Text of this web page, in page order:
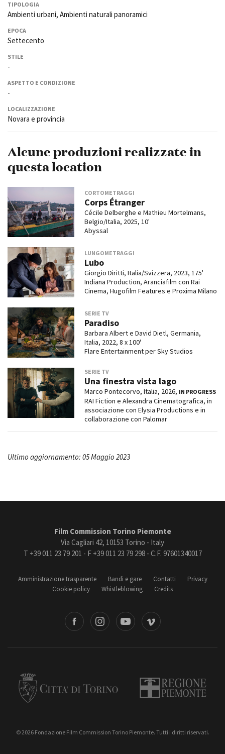
TIPOLOGIA
Ambienti urbani, Ambienti naturali panoramici
EPOCA
Settecento
STILE
-
ASPETTO E CONDIZIONE
-
LOCALIZZAZIONE
Novara e provincia
Alcune produzioni realizzate in
questa location
CORTOMETRAGGI
Corps Étranger
Cécile Delberghe e Mathieu Mortelmans,
Belgio/Italia, 2025, 10'
Abyssal
LUNGOMETRAGGI
Lubo
Giorgio Diritti, Italia/Svizzera, 2023, 175'
Indiana Production, Aranciafilm con Rai
Cinema, Hugofilm Features e Proxima Milano
SERIE TV
Paradiso
Barbara Albert e David Dietl, Germania,
Italia, 2022, 8 x 100'
Flare Entertainment per Sky Studios
SERIE TV
Una finestra vista lago
Marco Pontecorvo, Italia, 2026, IN PROGRESS
RAI Fiction e Alexandra Cinematografica, in
associazione con Elysia Productions e in
collaborazione con Palomar
Ultimo aggiornamento: 05 Maggio 2023
Film Commission Torino Piemonte
Via Cagliari 42, 10153 Torino - Italy
T +39 011 23 79 201 - F +39 011 23 79 298 - C.F. 97601340017
Amministrazione trasparente Bandi e gare Contatti
Privacy
Cookie policy
Whistleblowing Credits
Vimeo
Regione Piemonte
© 2026 Fondazione Film Commission Torino Piemonte. Tutti i diritti riservati.